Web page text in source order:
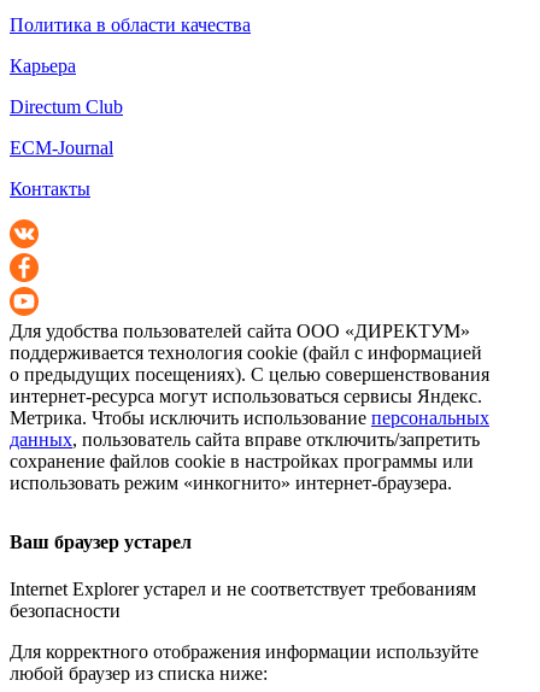
Политика в области качества
Карьера
Directum Club
ECM-Journal
Контакты
Для удобства пользователей сайта ООО «ДИРЕКТУМ»
поддерживается технология cookie (файл с информацией
о предыдущих посещениях). С целью совершенствования
интернет-ресурса могут использоваться сервисы Яндекс.
Метрика. Чтобы исключить использование персональных
данных, пользователь сайта вправе отключить/запретить
сохранение файлов cookie в настройках программы или
использовать режим «инкогнито» интернет-браузера.
Ваш браузер устарел
Internet Explorer устарел и не соответствует требованиям
безопасности
Для корректного отображения информации используйте
любой браузер из списка ниже: